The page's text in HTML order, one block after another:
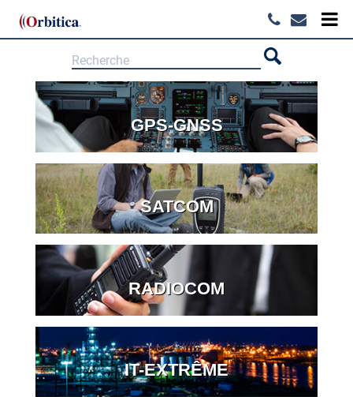
GPS-GNSS
SATCOM
RADIOCOM
IT-EXTRÊME